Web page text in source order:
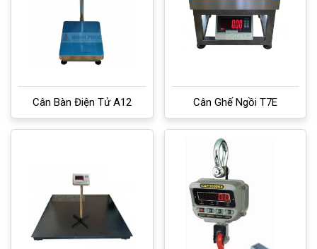
Cân Bàn Điện Tử A12 Cân Ghế Ngồi T7E